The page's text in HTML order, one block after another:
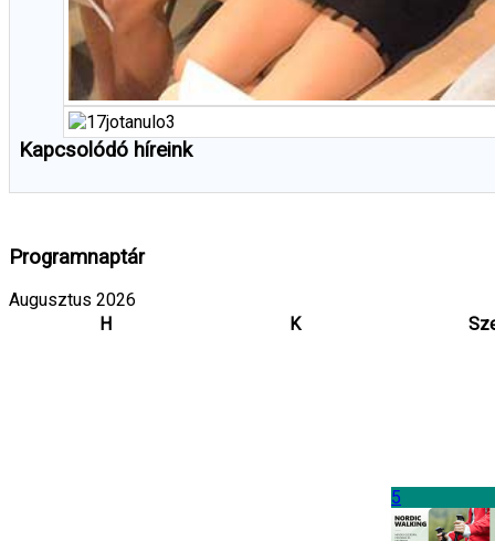
Kapcsolódó híreink
Programnaptár
Augusztus 2026
H
K
5